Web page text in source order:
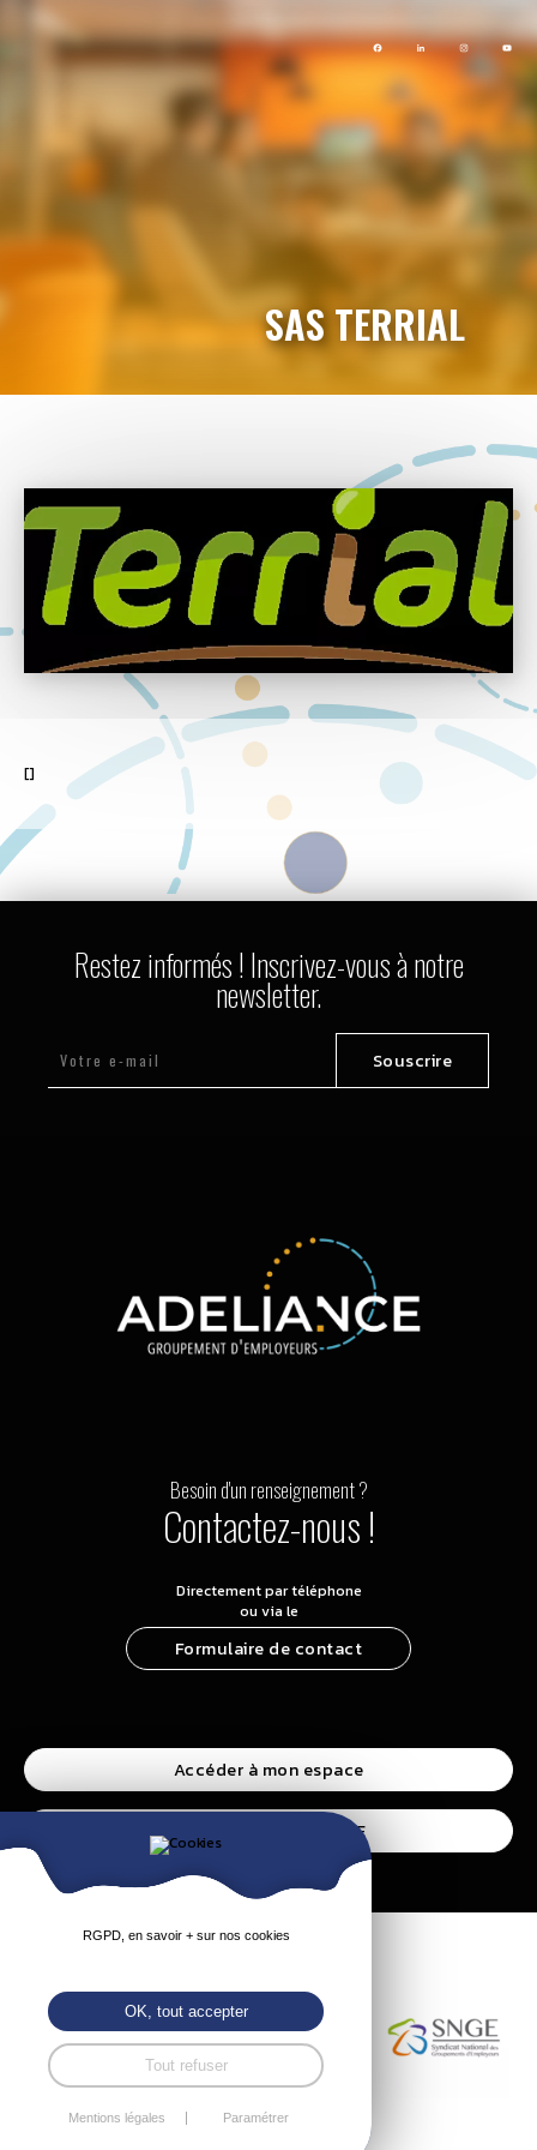
SAS TERRIAL
[]
Restez informés ! Inscrivez-vous à notre
newsletter.
Souscrire
Besoin d'un renseignement ?
Contactez-nous !
Directement par téléphone
ou via le
Formulaire de contact
Accéder à mon espace
Accéder à l’espace CSE
RGPD, en savoir + sur nos cookies
OK, tout accepter
Tout refuser
Mentions légales Paramétrer